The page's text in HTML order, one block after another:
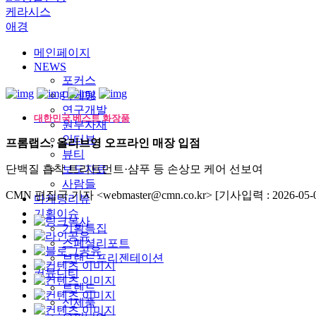
케라시스
애경
메인페이지
NEWS
포커스
마케팅
연구개발
원부자재
인터뷰
뷰티
보도자료
사람들
마케팅리뷰
기획이슈
기획특집
스페셜리포트
브랜드프리젠테이션
커뮤니티
트렌드
신제품
대한민국 베스트 화장품
프롬랩스, 올리브영 오프라인 매장 입점
단백질 흡착 트리트먼트·샴푸 등 손상모 케어 선보여
CMN 편집국 기자 <webmaster@cmn.co.kr> [기사입력 : 2026-